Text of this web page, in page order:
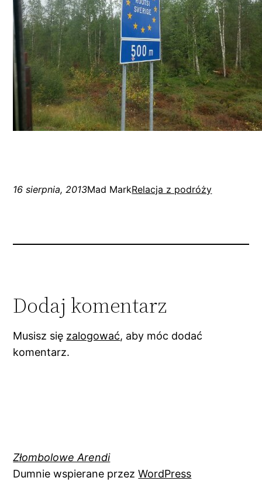
16 sierpnia, 2013Mad MarkRelacja z podróży
Dodaj komentarz
Musisz się zalogować, aby móc dodać
komentarz.
Złombolowe Arendi
Dumnie wspierane przezWordPress